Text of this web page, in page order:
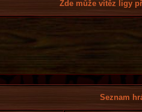
Zde může vítěz ligy
Seznam